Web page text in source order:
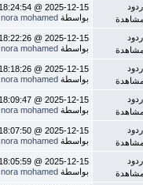
2025-12-15 @ 18:24:54
بواسطة nora mohamed
2025-12-15 @ 18:22:26
بواسطة nora mohamed
2025-12-15 @ 18:18:26
بواسطة nora mohamed
2025-12-15 @ 18:09:47
بواسطة nora mohamed
2025-12-15 @ 18:07:50
بواسطة nora mohamed
2025-12-15 @ 18:05:59
بواسطة nora mohamed